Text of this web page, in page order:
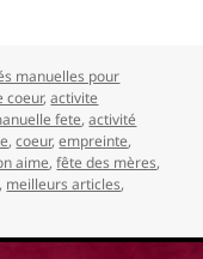
manuelles pour
coeur,activite
fete,activité
,coeur,empreinte,
aime,fête des mères,
, meilleurs articles,